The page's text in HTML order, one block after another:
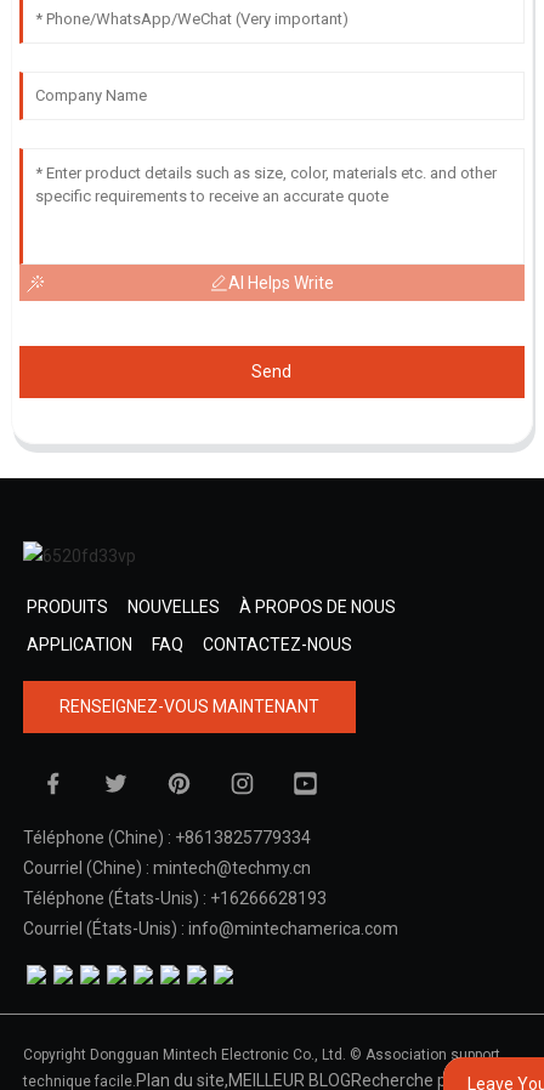
AI Helps Write
Send
PRODUITS NOUVELLES
À PROPOS DE NOUS
APPLICATION
FAQ CONTACTEZ-NOUS
RENSEIGNEZ-VOUS MAINTENANT
Téléphone (Chine) : +8613825779334
Courriel (Chine) : mintech@techmy.cn
Téléphone (États-Unis) : +16266628193
Courriel (États-Unis) : info@mintechamerica.com
Copyright Dongguan Mintech Electronic Co., Ltd. © Association support
technique facile. Plan du site,MEILLEUR BLOGRecherche principale
Leave